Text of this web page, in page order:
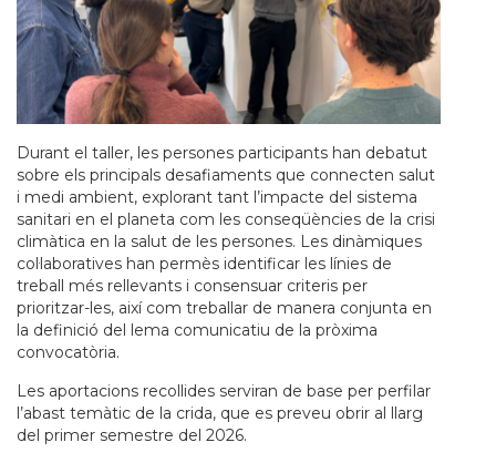
Durant el taller, les persones participants han debatut
sobre els principals desafiaments que connecten salut
i medi ambient, explorant tant l’impacte del sistema
sanitari en el planeta com les conseqüències de la crisi
climàtica en la salut de les persones. Les dinàmiques
col·laboratives han permès identificar les línies de
treball més rellevants i consensuar criteris per
prioritzar-les, així com treballar de manera conjunta en
la definició del lema comunicatiu de la pròxima
convocatòria.
Les aportacions recollides serviran de base per perfilar
l’abast temàtic de la crida, que es preveu obrir al llarg
del primer semestre del 2026.